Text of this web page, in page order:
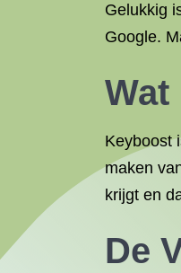
Gelukkig
Google.
Wat
Keyboost
maken
krijgt en
De